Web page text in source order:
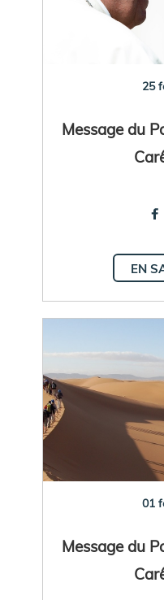
25
Message du
EN
01
Message du